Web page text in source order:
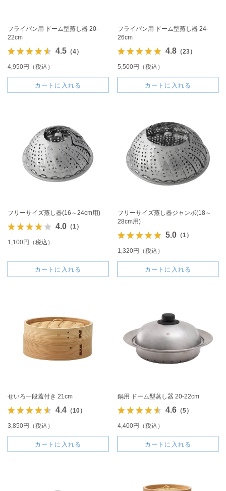
フライパン用 ドーム型蒸し器 20-
22cm
4.5（4）
4,950円（税込）
カートに入れる
フライパン用 ドーム型蒸し器 24-
26cm
4.8（23）
5,500円（税込）
カートに入れる
フリーサイズ蒸し器(16～24cm用)
4.0（1）
1,100円（税込）
カートに入れる
フリーサイズ蒸し器ジャンボ(18～
28cm用)
5.0（1）
1,320円（税込）
カートに入れる
せいろ一段蓋付き 21cm
4.4（10）
3,850円（税込）
カートに入れる
鍋用 ドーム型蒸し器 20-22cm
4.6（5）
4,400円（税込）
カートに入れる